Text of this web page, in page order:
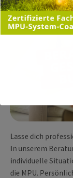
Lasse dich
In unserem
individuelle
die MPU.